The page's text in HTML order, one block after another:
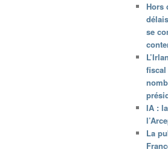
Hors
se
fiscal
IA :
La